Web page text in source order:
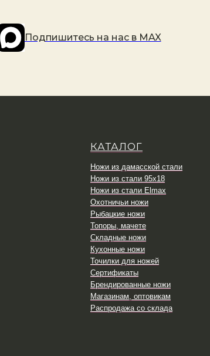
Подпишитесь на наc в MAX
КАТАЛОГ
Ножи из дамасской стали
Ножи из стали 95х18
Ножи из стали Elmax
Охотничьи ножи
Рыбацкие ножи
Топоры, мачете
Складные ножи
Кухонные ножи
Точилки для ножей
Сертификаты
Брендированные ножи
Магазинам, оптовикам
Распродажа со склада